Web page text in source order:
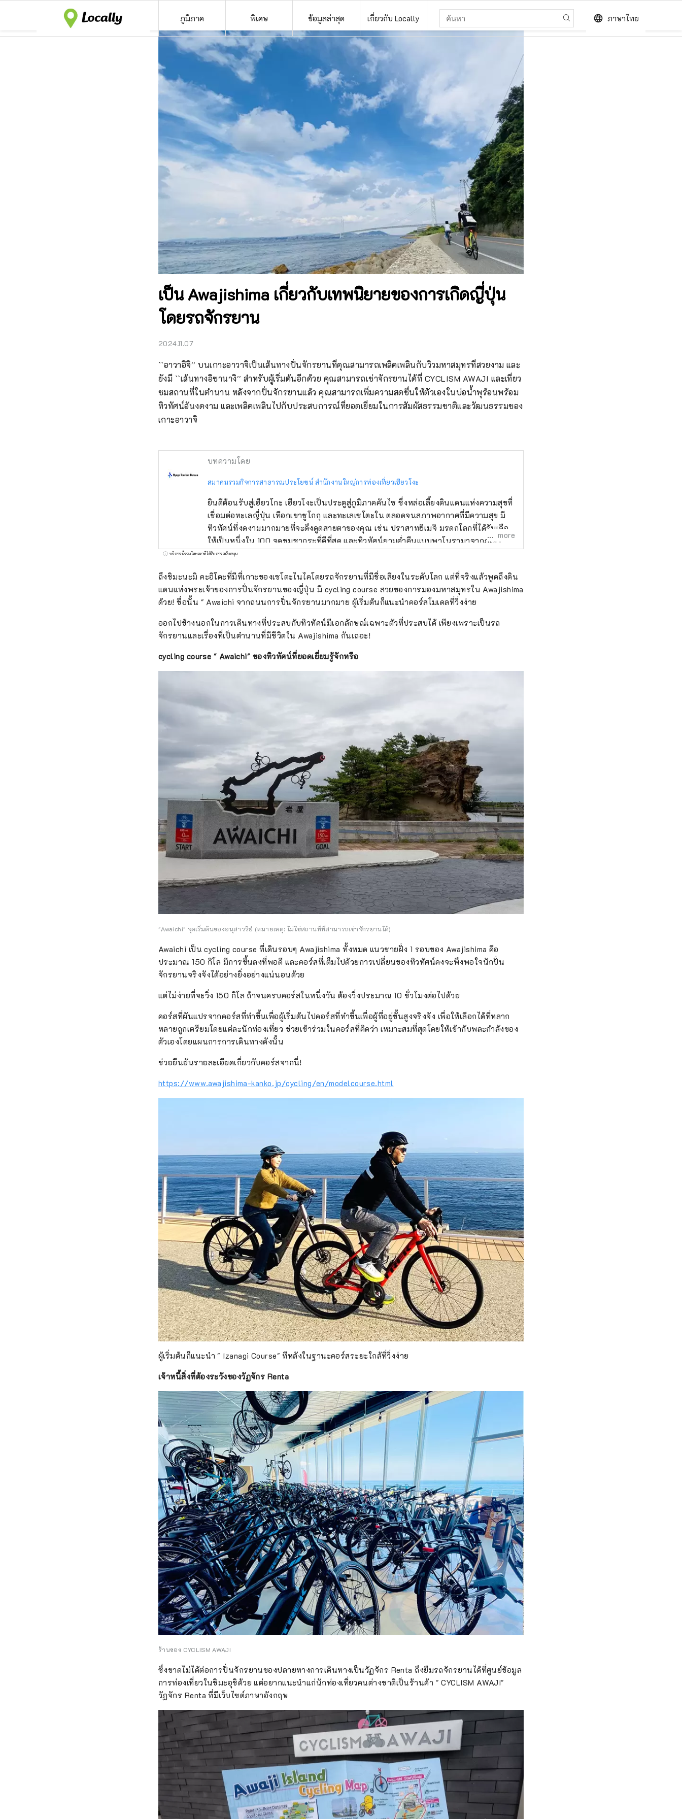
ภูมิภาค พิเศษ ข้อมูลล่าสุด เกี่ยวกับ Locally language ภาษาไทย
เป็น Awajishima เกี่ยวกับเทพนิยายของการเกิดญี่ปุ่น
โดยรถจักรยาน
2024.11.07
``อาวาอิจิ'' บนเกาะอาวาจิเป็นเส้นทางปั่นจักรยานที่คุณสามารถเพลิดเพลินกับวิวมหาสมุทรที่สวยงาม และ
ยังมี ``เส้นทางอิซานางิ'' สำหรับผู้เริ่มต้นอีกด้วย คุณสามารถเช่าจักรยานได้ที่ CYCLISM AWAJI และเที่ยว
ชมสถานที่ในตำนาน หลังจากปั่นจักรยานแล้ว คุณสามารถเพิ่มความสดชื่นให้ตัวเองในบ่อน้ำพุร้อนพร้อม
ทิวทัศน์อันงดงาม และเพลิดเพลินไปกับประสบการณ์ที่ยอดเยี่ยมในการสัมผัสธรรมชาติและวัฒนธรรมของ
เกาะอาวาจิ
บทความโดย
สมาคมรวมกิจการสาธารณประโยชน์ สำนักงานใหญ่การท่องเที่ยวเฮียวโงะ
ยินดีต้อนรับสู่เฮียวโกะ เฮียวโงะเป็นประตูสู่ภูมิภาคคันไซ ซึ่งหล่อเลี้ยงดินแดนแห่งความสุขที่
เชื่อมต่อทะเลญี่ปุ่น เทือกเขาชูโกกุ และทะเลเซโตะใน ตลอดจนสภาพอากาศที่มีความสุข มี
ทิวทัศน์ที่งดงามมากมายที่จะดึงดูดสายตาของคุณ เช่น ปราสาทฮิเมจิ มรดกโลกที่ได้รับเลือก
ให้เป็นหนึ่งใน 100 จุดชมซากุระที่ดีที่สุด และทิวทัศน์ยามค่ำคืนแบบพาโนรามาจากภูเขา
ร็อคโค แบรนด์โกเบที่มีชื่อเสียงระดับโลก KOBE BEEF ซึ่งมีความหมายเหมือนกันกับเนื้อทาจิ
จะทำให้คุณประหลาดใจ อาริมะออนเซ็นเป็นบ่อน้ำพุร้อนที่มีชื่อเสียง และคิโนซากิออนเซ็นก็
ปรากฏอยู่ในวรรณกรรมมากมาย โอบล้อมด้วยธรรมชาติ ให้คุณได้ผ่อนคลายร่างกายและ
จิตใจ คุณสามารถพบกับเสียงที่น่าจดจำ เช่น เสียงฟ้าร้องของน้ำวนนารูโตะบนเกาะอาวาจิ
และเสียงแบบไดนามิกของเทศกาลดอกไม้ไฟที่จัดขึ้นในสถานที่ต่างๆ ในฤดูร้อน ในสวน
สมุนไพรและสวนพฤกษศาสตร์ในจังหวัด คุณจะได้รับการเยียวยาด้วยกลิ่นสมุนไพรและ
ดอกไม้ที่อ่อนโยนและน่ารื่นรมย์ตลอดสี่ฤดูกาล เพลิดเพลินไปกับการเดินทางครั้งใหม่ในเฮีย
วโงะที่กระตุ้นสัมผัสทั้งห้าของการมองเห็น การรับรส การสัมผัส การได้ยิน และการดมกลิ่น
more
บริการนี้รวมโฆษณาที่ได้รับการสนับสนุน
ถึงชิมะนะมิ คะอิโดะที่มีที่เกาะของเซโตะไนไคโดยรถจักรยานที่มีชื่อเสียงในระดับโลก แต่ที่จริงแล้วพูดถึงดิน
แดนแห่งพระเจ้าของการปั่นจักรยานของญี่ปุ่น มี cycling course สวยของการมองมหาสมุทรใน Awajishima
ด้วย! ชื่อนั้น " Awaichi จากถนนการปั่นจักรยานมากมาย ผู้เริ่มต้นก็แนะนำคอร์สโมเดลที่วิ่งง่าย
ออกไปข้างนอกในการเดินทางที่ประสบกับทิวทัศน์มีเอกลักษณ์เฉพาะตัวที่ประสบได้ เพียงเพราะเป็นรถ
จักรยานและเรื่องที่เป็นตำนานที่มีชีวิตใน Awajishima กันเถอะ!
cycling course " Awaichi" ของทิวทัศน์ที่ยอดเยี่ยมรู้จักหรือ
"Awaichi" จุดเริ่มต้นของอนุสาวรีย์ (หมายเหตุ: ไม่ใช่สถานที่ที่สามารถเช่าจักรยานได้)
Awaichi เป็น cycling course ที่เดินรอบๆ Awajishima ทั้งหมด แนวชายฝั่ง 1 รอบของ Awajishima คือ
ประมาณ 150 กิโล มีการขึ้นลงที่พอดี และคอร์สที่เต็มไปด้วยการเปลี่ยนของทิวทัศน์คงจะพึงพอใจนักปั่น
จักรยานจริงจังได้อย่างยิ่งอย่างแน่นอนด้วย
แต่ไม่ง่ายที่จะวิ่ง 150 กิโล ถ้าจนครบคอร์สในหนึ่งวัน ต้องวิ่งประมาณ 10 ชั่วโมงต่อไปด้วย
คอร์สที่ผันแปรจากคอร์สที่ทำขึ้นเพื่อผู้เริ่มต้นไปคอร์สที่ทำขึ้นเพื่อผู้ที่อยู่ขั้นสูงจริงจัง เพื่อให้เลือกได้ที่หลาก
หลายถูกเตรียมโดยแต่ละนักท่องเที่ยว ช่วยเข้าร่วมในคอร์สที่คิดว่า เหมาะสมที่สุดโดยให้เข้ากับพละกำลังของ
ตัวเองโดยแผนการการเดินทางดังนั้น
ช่วยยืนยันรายละเอียดเกี่ยวกับคอร์สจากนี่!
https://www.awajishima-kanko.jp/cycling/en/modelcourse.html
ผู้เริ่มต้นก็แนะนำ " Izanagi Course" ทีหลังในฐานะคอร์สระยะใกล้ที่วิ่งง่าย
เจ้าหนี้สิ่งที่ต้องระวังของวัฏจักร Renta
ร้านของ CYCLISM AWAJI
ซึ่งขาดไม่ได้ต่อการปั่นจักรยานของปลายทางการเดินทางเป็นวัฏจักร Renta ถึงยืมรถจักรยานได้ที่ศูนย์ข้อมูล
การท่องเที่ยวในชิมะอุชิด้วย แต่อยากแนะนำแก่นักท่องเที่ยวคนต่างชาติเป็นร้านค้า " CYCLISM AWAJI"
วัฏจักร Renta ที่มีเว็บไซต์ภาษาอังกฤษ